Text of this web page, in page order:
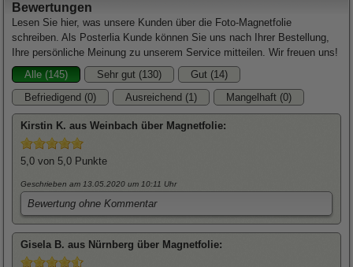
Bewertungen
Lesen Sie hier, was unsere Kunden über die Foto-Magnetfolie
schreiben. Als Posterlia Kunde können Sie uns nach Ihrer Bestellung,
Ihre persönliche Meinung zu unserem Service mitteilen. Wir freuen uns!
Alle (145)
Sehr gut (130)
Gut (14)
Befriedigend (0)
Ausreichend (1) Mangelhaft (0)
Kirstin K. aus Weinbach über Magnetfolie:
5,0 von 5,0 Punkte
Geschrieben am 13.05.2020 um 10:11 Uhr
Bewertung ohne Kommentar
Gisela B. aus Nürnberg über Magnetfolie: